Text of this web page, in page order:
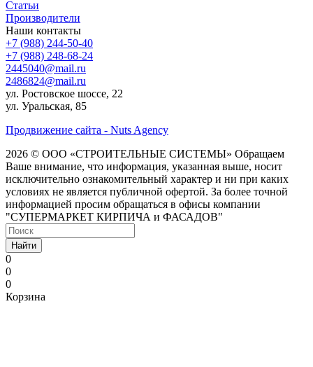
Статьи
Производители
Наши контакты
+7 (988) 244-50-40
+7 (988) 248-68-24
2445040@mail.ru
2486824@mail.ru
ул. Ростовское шоссе, 22
ул. Уральская, 85
Продвижение сайта - Nuts Agency
2026 © ООО «СТРОИТЕЛЬНЫЕ СИСТЕМЫ» Обращаем
Ваше внимание, что информация, указанная выше, носит
исключительно ознакомительный характер и ни при каких
условиях не является публичной офертой. За более точной
информацией просим обращаться в офисы компании
"СУПЕРМАРКЕТ КИРПИЧА и ФАСАДОВ"
Найти
0
0
0
Корзина